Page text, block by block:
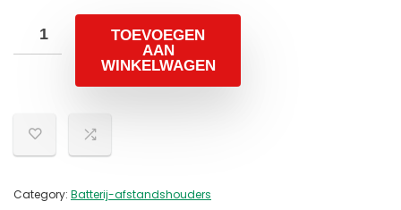
TOEVOEGEN
AAN
WINKELWAGEN
Category: Batterij-afstandshouders